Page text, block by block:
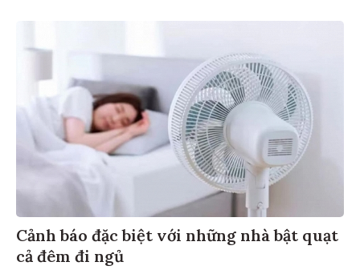
Cảnh báo đặc biệt với những nhà bật quạt
cả đêm đi ngủ